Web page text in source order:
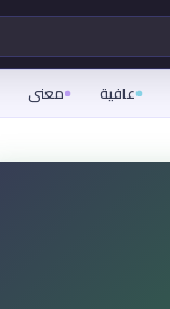
عافية معنى